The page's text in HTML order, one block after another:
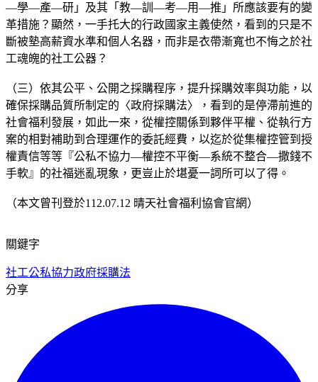
—學—產—研」及其「教—訓—考—用—推」所應該要有的變
革措施？顯然，一手托大的行政國家主義使然，看到的只是不
斷被墊高薪資水準和個人名器，而非是衣帶漸寬也不悔之於社
工魂魄的社工公器？
（三）依其公平、公開之採購程序，提升採購效率與功能，以
確保採購品質所制定的〈政府採購法〉，看到的是停滯前進的
社會福利發展，如此一來，從權控關係到夥伴平權、從執行方
案的相對補助到合理運作的委託經費，以迄於從集權控管到授
權責信等等『公私不協力—權控不平衡—系統不整合—撒錢不
手軟』的社福迷亂現象，更豈止於堪憂一詞所可以了得。
（本文曾刊登於112.07.12 晴天社會福利協會官網）
關鍵字
社工公私協力政府採購法
分享